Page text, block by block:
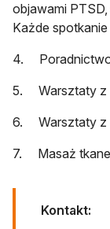
objawami
Każde
4.
5. Warsztaty z
6. Warsztaty z
7. Masaż
Kontakt: